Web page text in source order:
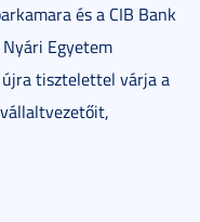
és a CIB Bank
Nyári Egyetem
tisztelettel várja a